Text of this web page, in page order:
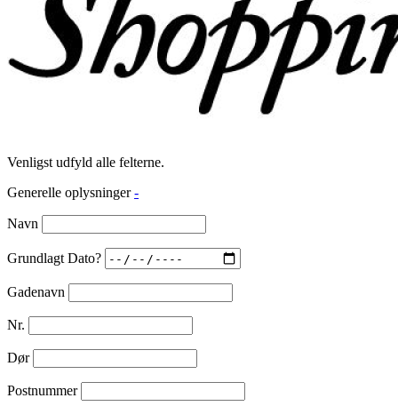
Venligst udfyld alle felterne.
Generelle oplysninger -
Navn
Grundlagt Dato?
Gadenavn
Nr.
Dør
Postnummer